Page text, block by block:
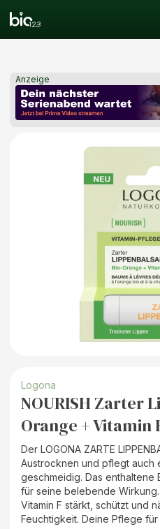
Anzeige
Logona
NOURISH Zarter
Orange + Vitamin
Der LOGONA ZARTE
Austrocknen und pflegt auch
geschmeidig. Das enthaltene
für seine belebende Wirkung.
Vitamin F stärkt, schützt und
Feuchtigkeit. Deine Pflege